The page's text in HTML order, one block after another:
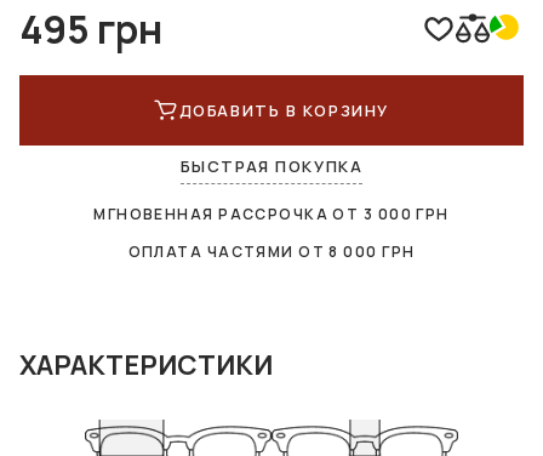
495 грн
ДОБАВИТЬ В КОРЗИНУ
БЫСТРАЯ ПОКУПКА
МГНОВЕННАЯ РАССРОЧКА ОТ 3 000 ГРН
ОПЛАТА ЧАСТЯМИ ОТ8 000 ГРН
ХАРАКТЕРИСТИКИ